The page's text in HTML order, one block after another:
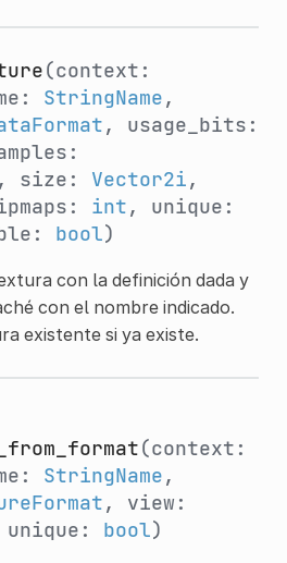
(context:
StringName,
, usage_bits:
, size: Vector2i,
int, unique:
bool)
con la definición dada y
con el nombre indicado.
existente si ya existe.
(context:
StringName,
, view:
bool)